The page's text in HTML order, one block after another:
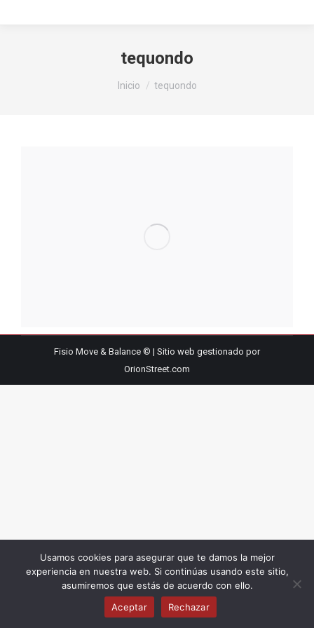
tequondo
Estás aquí:
Inicio tequondo
Fisio Move & Balance © | Sitio web gestionado por
OrionStreet.com
Usamos cookies para asegurar que te damos la mejor
experiencia en nuestra web. Si continúas usando este sitio,
asumiremos que estás de acuerdo con ello.
Aceptar
Rechazar